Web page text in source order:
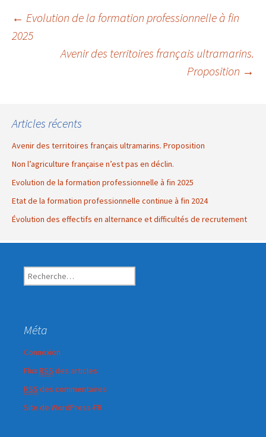
Navigation
articles
← Evolution de la formation professionnelle à fin
2025
Avenir des territoires français ultramarins.
Proposition →
Articles récents
Avenir des territoires français ultramarins. Proposition
Non l’agriculture française n’est pas en déclin.
Evolution de la formation professionnelle à fin 2025
Etat de la formation professionnelle continue à fin 2024
Évolution des effectifs en alternance et difficultés de recrutement
R
e
r
c
e
r
:
Méta
Connexion
FluxRSS des articles
RSS des commentaires
Site de WordPress-FR